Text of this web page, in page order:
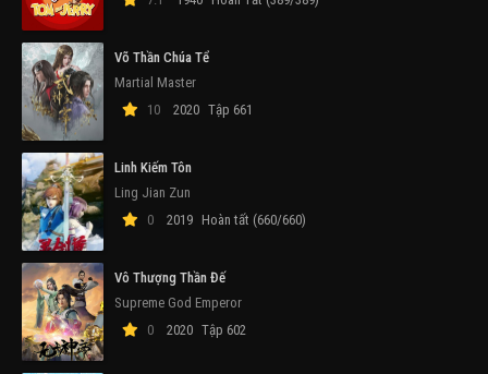
Võ Thần Chúa Tể
Martial Master
10
2020 Tập 661
Linh Kiếm Tôn
Ling Jian Zun
0
2019 Hoàn tất (660/660)
Vô Thượng Thần Đế
Supreme God Emperor
0
2020 Tập 602